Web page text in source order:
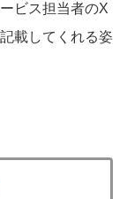
ビス担当者のX
載してくれる姿